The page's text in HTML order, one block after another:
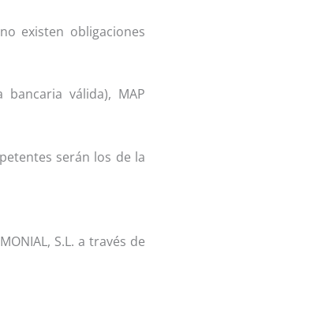
existen obligaciones
válida), MAP
serán los de la
S.L. a través de